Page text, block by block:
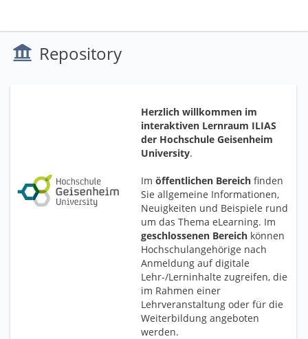
Repository
Herzlich willkommen im
interaktiven Lernraum ILIAS
der Hochschule Geisenheim
University.
Im öffentlichen Bereichfinden
Sie allgemeine Informationen,
Neuigkeiten und Beispiele rund
um das Thema eLearning. Im
geschlossenen Bereichkönnen
Hochschulangehörige nach
Anmeldung auf digitale
Lehr-/Lerninhalte zugreifen, die
im Rahmen einer
Lehrveranstaltung oder für die
Weiterbildung angeboten
werden.